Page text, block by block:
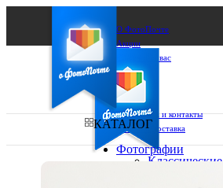
О ФотоПочте
Акции
Сделаем за вас
Бизнесу
FAQ
Франшиза
Поддержка и контакты
Оплата и доставка
КАТАЛОГ
Фотографии
Классические